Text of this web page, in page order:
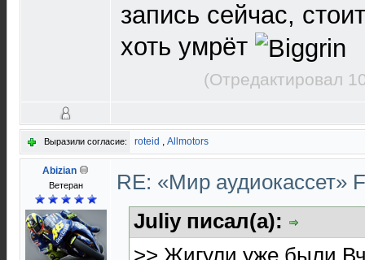
запись сейчас,
хоть умрёт
(Отредактировал
Выразили согласие: roteid , Allmotors
Abizian
Ветеран
RE: «Мир аудиокассет»
Juliy писал(а):
>> Жигули уже были